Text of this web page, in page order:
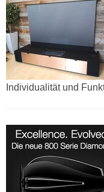
Individualität und